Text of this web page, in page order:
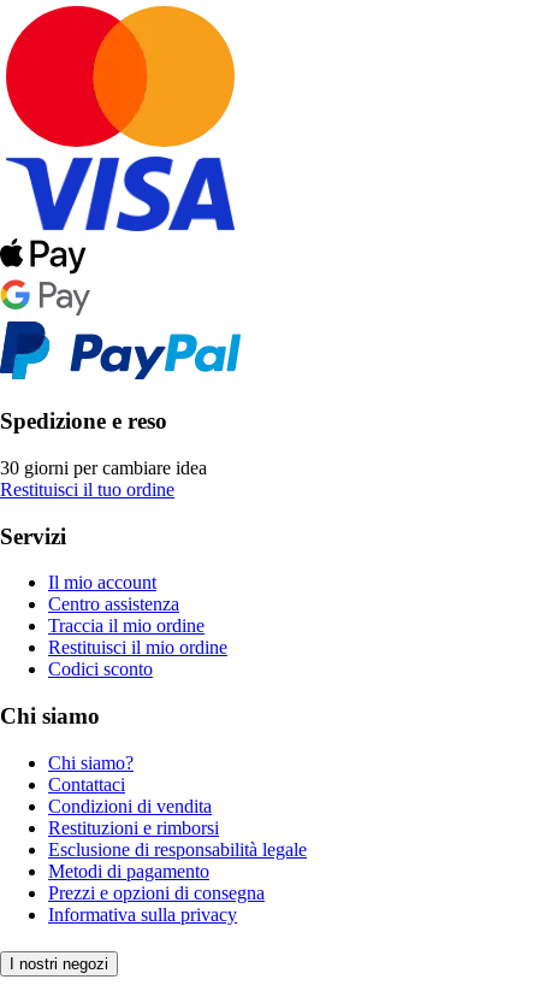
Spedizione e reso
30 giorni per cambiare idea
Restituisci il tuo ordine
Servizi
Il mio account
Centro assistenza
Traccia il mio ordine
Restituisci il mio ordine
Codici sconto
Chi siamo
Chi siamo?
Contattaci
Condizioni di vendita
Restituzioni e rimborsi
Esclusione di responsabilità legale
Metodi di pagamento
Prezzi e opzioni di consegna
Informativa sulla privacy
I nostri negozi